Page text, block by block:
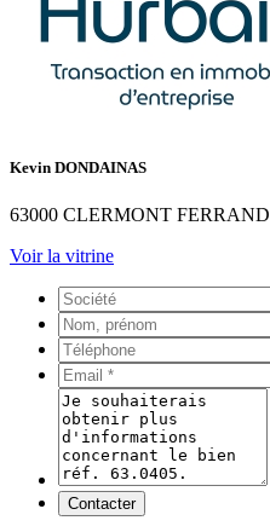
Kevin DONDAINAS
63000 CLERMONT FERRAND
Voir la vitrine
Contacter